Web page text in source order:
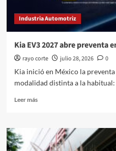
Industria Automotriz
Kia EV3 2027 abre preventa
rayo corte julio 28, 2026
0
Kia inició en México la
modalidad distinta a la
Leer másLeer
EV3
2027